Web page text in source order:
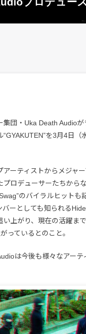
集団・Uka Death Audio
“GYAKUTEN”を3月4日
アーティストからメジャ
プロデューサーたちから
のバイラルヒット
バーとしても知られる
い上がり、現在の活躍ま
っているとのこと。
は今後も様々なアー